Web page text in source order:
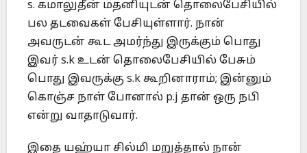
s. கமாலுதீன் மதனியுடன் தொலைபேசியில்
பல தடவைகள் பேசியுள்ளார். நான்
அவருடன் கூட அமர்ந்து இருக்கும் பொது
இவர் s.k உடன் தொலைபேசியில் பேசும்
பொது இவருக்கு s.k கூறினாராம்; இன்னும்
கொஞ்ச நாள் போனால் p.j தான் ஒரு நபி
என்று வாதாடுவார்.
இதை யஹ்யா சில்மி மறுத்தால் நான்